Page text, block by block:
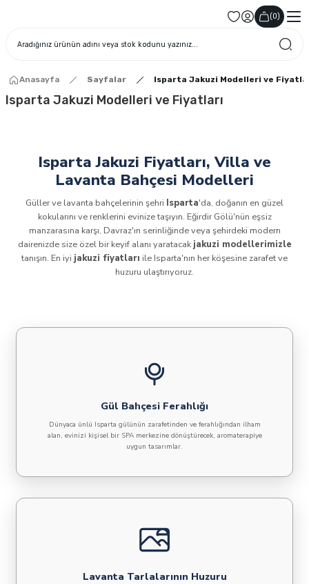
(0)
Anasayfa Sayfalar Isparta Jakuzi Modelleri ve
Isparta Jakuzi Modelleri ve Fiyatları
Isparta Jakuzi Fiyatları, Villa ve
Lavanta Bahçesi Modelleri
Güller ve lavanta bahçelerinin şehri Isparta'da, doğanın en güzel
kokularını ve renklerini evinize taşıyın. Eğirdir Gölü'nün eşsiz
manzarasına karşı, Davraz'ın serinliğinde veya şehirdeki modern
dairenizde size özel bir keyif alanı yaratacak jakuzi modellerimizle
tanışın. En iyi jakuzi fiyatları ile Isparta'nın her köşesine zarafet ve
huzuru ulaştırıyoruz.
Gül Bahçesi Ferahlığı
Dünyaca ünlü Isparta gülünün zarafetinden ve ferahlığından ilham
alan, evinizi kişisel bir SPA merkezine dönüştürecek, aromaterapiye
uygun tasarımlar.
Lavanta Tarlalarının Huzuru